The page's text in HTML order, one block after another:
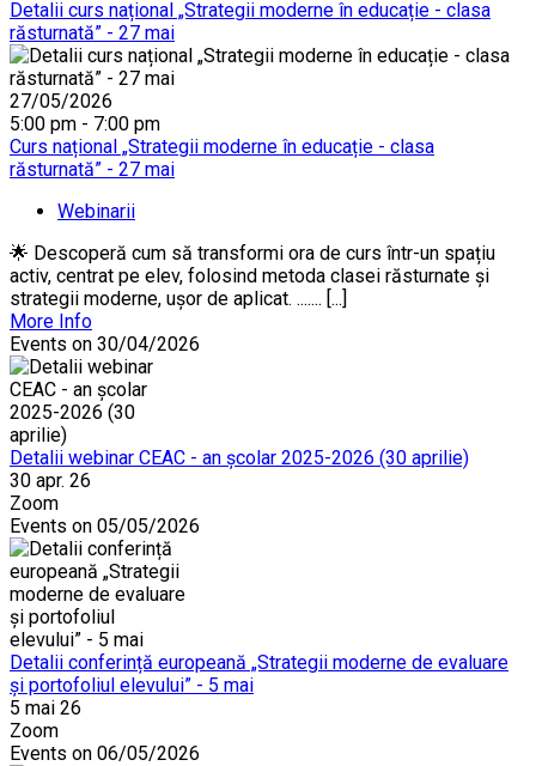
Detalii curs național „Strategii moderne în educație - clasa
răsturnată” - 27 mai
27/05/2026
5:00 pm - 7:00 pm
Curs național „Strategii moderne în educație - clasa
răsturnată” - 27 mai
Webinarii
🌟 Descoperă cum să transformi ora de curs într-un spațiu
activ, centrat pe elev, folosind metoda clasei răsturnate și
strategii moderne, ușor de aplicat. ....... [...]
More Info
Events on 30/04/2026
Detalii webinar CEAC - an școlar 2025-2026 (30 aprilie)
30 apr. 26
Zoom
Events on 05/05/2026
Detalii conferință europeană „Strategii moderne de evaluare
și portofoliul elevului” - 5 mai
5 mai 26
Zoom
Events on 06/05/2026